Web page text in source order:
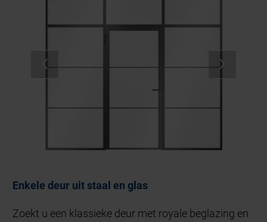
Enkele deur uit staal en glas
Zoekt u een klassieke deur met royale beglazing en